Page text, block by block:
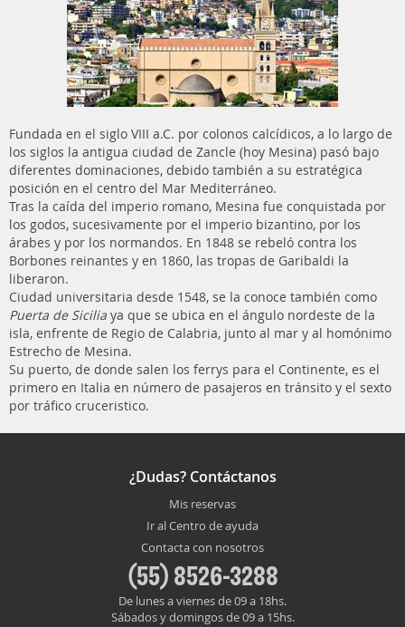
Fundada en el siglo VIII a.C. por colonos calcídicos, a lo largo de
los siglos la antigua ciudad de Zancle (hoy Mesina) pasó bajo
diferentes dominaciones, debido también a su estratégica
posición en el centro del Mar Mediterráneo.
Tras la caída del imperio romano, Mesina fue conquistada por
los godos, sucesivamente por el imperio bizantino, por los
árabes y por los normandos. En 1848 se rebeló contra los
Borbones reinantes y en 1860, las tropas de Garibaldi la
liberaron.
Ciudad universitaria desde 1548, se la conoce también como
Puerta de Sicilia ya que se ubica en el ángulo nordeste de la
isla, enfrente de Regio de Calabria, junto al mar y al homónimo
Estrecho de Mesina.
Su puerto, de donde salen los ferrys para el Continente, es el
primero en Italia en número de pasajeros en tránsito y el sexto
por tráfico cruceristico.
¿Dudas? Contáctanos
Mis reservas
Ir al Centro de ayuda
Contacta con nosotros
(55) 8526-3288
De lunes a viernes de 09 a 18hs.
Sábados y domingos de 09 a 15hs.